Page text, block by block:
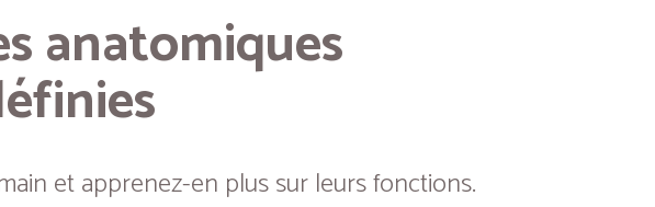
anatomiques
et apprenez-en plus sur leurs fonctions.